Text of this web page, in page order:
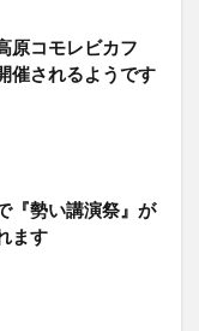
原コモレビカフ
催されるようです
『勢い講演祭』が
ます